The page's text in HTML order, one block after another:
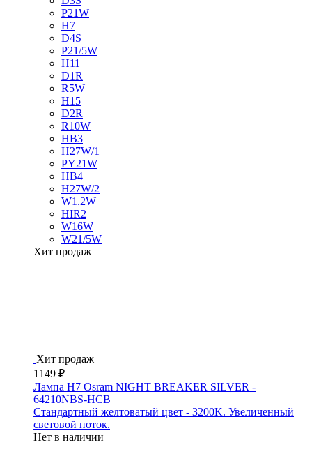
P21W
H7
D4S
P21/5W
H11
D1R
R5W
H15
D2R
R10W
HB3
H27W/1
PY21W
HB4
H27W/2
W1.2W
HIR2
W16W
W21/5W
Хит продаж
Хит продаж
1149 ₽
Лампа H7 Osram NIGHT BREAKER SILVER -
64210NBS-HCB
Стандартный желтоватый цвет - 3200K. Увеличенный
световой поток.
Нет в наличии